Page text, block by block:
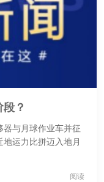
？
与月球作业车并征
运力比拼迈入地月
阅读